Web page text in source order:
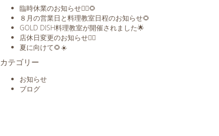
臨時休業のお知らせ🙇‍♀️🌻
８月の営業日と料理教室日程のお知らせ🌻
GOLD DISH料理教室が開催されました🌟
店休日変更のお知らせ🙇‍♀️
夏に向けて🌻☀️
カテゴリー
お知らせ
ブログ